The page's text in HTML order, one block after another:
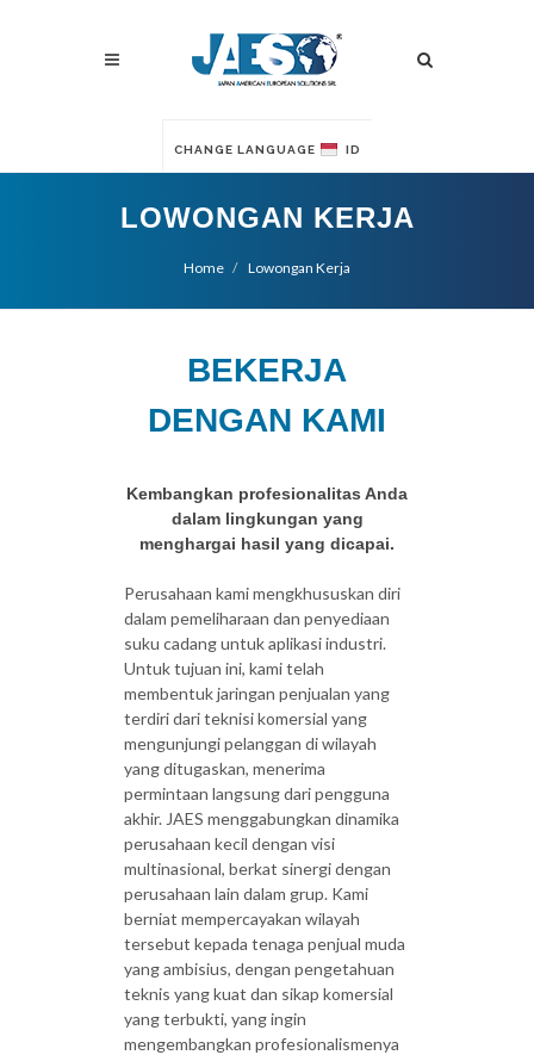
CHANGE LANGUAGE ID
LOWONGAN KERJA
Home Lowongan Kerja
BEKERJA
DENGAN KAMI
Kembangkan profesionalitas Anda
dalam lingkungan yang
menghargai hasil yang dicapai.
Perusahaan kami mengkhususkan diri
dalam pemeliharaan dan penyediaan
suku cadang untuk aplikasi industri.
Untuk tujuan ini, kami telah
membentuk jaringan penjualan yang
terdiri dari teknisi komersial yang
mengunjungi pelanggan di wilayah
yang ditugaskan, menerima
permintaan langsung dari pengguna
akhir. JAES menggabungkan dinamika
perusahaan kecil dengan visi
multinasional, berkat sinergi dengan
perusahaan lain dalam grup. Kami
berniat mempercayakan wilayah
tersebut kepada tenaga penjual muda
yang ambisius, dengan pengetahuan
teknis yang kuat dan sikap komersial
yang terbukti, yang ingin
mengembangkan profesionalismenya